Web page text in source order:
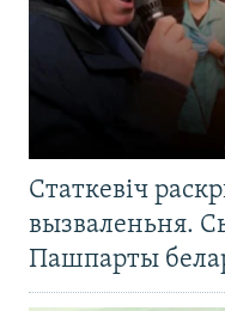
Статкевіч
вызваленьня.
Пашпарты